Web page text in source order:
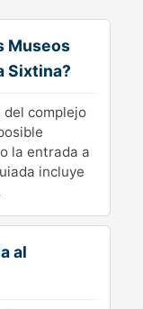
Museos
Sixtina?
complejo
la entrada a
incluye
al